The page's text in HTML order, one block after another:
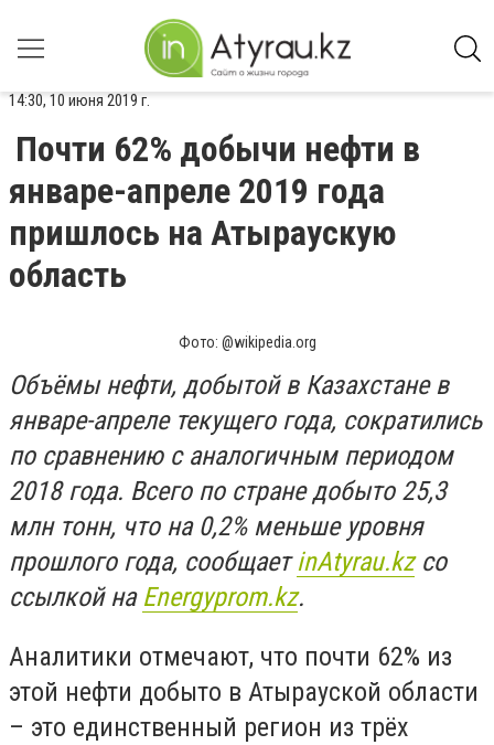
14:30, 10 июня 2019 г.
Почти 62% добычи нефти в
январе-апреле 2019 года
пришлось на Атыраускую
область
Фото: @wikipedia.org
Объёмы нефти, добытой в Казахстане в
январе-апреле текущего года, сократились
по сравнению с аналогичным периодом
2018 года. Всего по стране добыто 25,3
млн тонн, что на 0,2% меньше уровня
прошлого года, сообщаетinAtyrau.kzсо
ссылкой на Energyprom.kz.
Аналитики отмечают, что почти 62% из
этой нефти добыто в Атырауской области
– это единственный регион из трёх